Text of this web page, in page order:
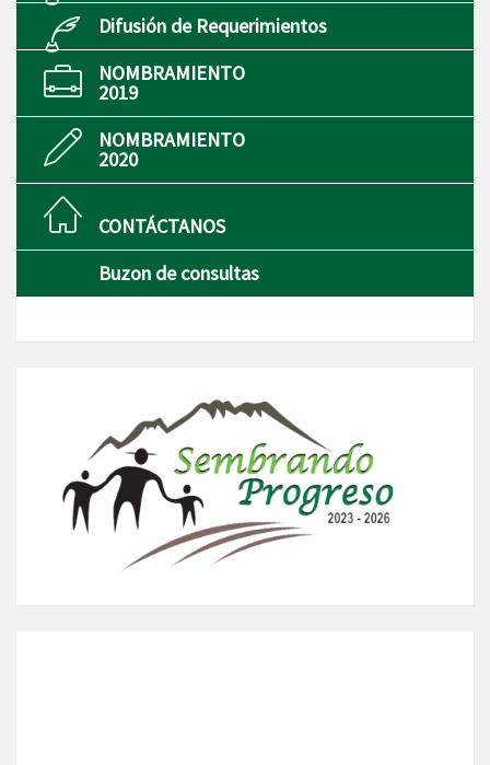
Difusión de Requerimientos
NOMBRAMIENTO
2019
NOMBRAMIENTO
2020
CONTÁCTANOS
Buzon de consultas